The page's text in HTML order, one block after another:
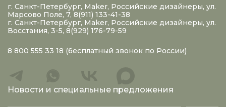
г. Санкт-Петербург, Maker, Российские дизайнеры, ул.
Марсово Поле, 7, 8(911) 133-41-38
г. Санкт-Петербург, Maker, Российские дизайнеры, ул.
Восстания, 3-5, 8(929) 176-79-59
8 800 555 33 18 (бесплатный звонок по России)
Новости и специальные предложения